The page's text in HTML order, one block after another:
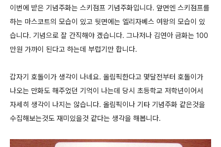
이번에 받은 기념주화는 스키점프 기념주화입니다. 앞면엔 스키점프를
하는 마스코트의 모습이 있고 뒷면에는 엘리자베스 여왕의 모습이 있
습니다. 기념으로 잘 간직해야 겠습니다. 그나저나 김연아 금화는 100
만원 가까이 된다고 하는데 부럽기만 합니다.
갑자기 호돌이가 생각이 나네요. 올림픽한다고 몇달전부터 호돌이가
나오는 만화도 해주었던 기억이 나는데 당시 초등학교 저학년이어서
자세히 생각이 나지는 않습니다. 올림픽이나 기타 기념주화 같은것을
수집해보는것도 재미있을것 같다는 생각을 해봅니다.